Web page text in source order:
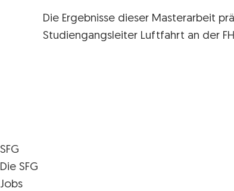
Die Ergebnisse dieser Masterarbeit
Studiengangsleiter Luftfahrt an der
SFG
Die SFG
Jobs